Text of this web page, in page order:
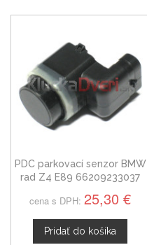
PDC parkovací senzor BMW
rad Z4 E89 66209233037
cena s DPH: 25,30 €
Pridať do košíka